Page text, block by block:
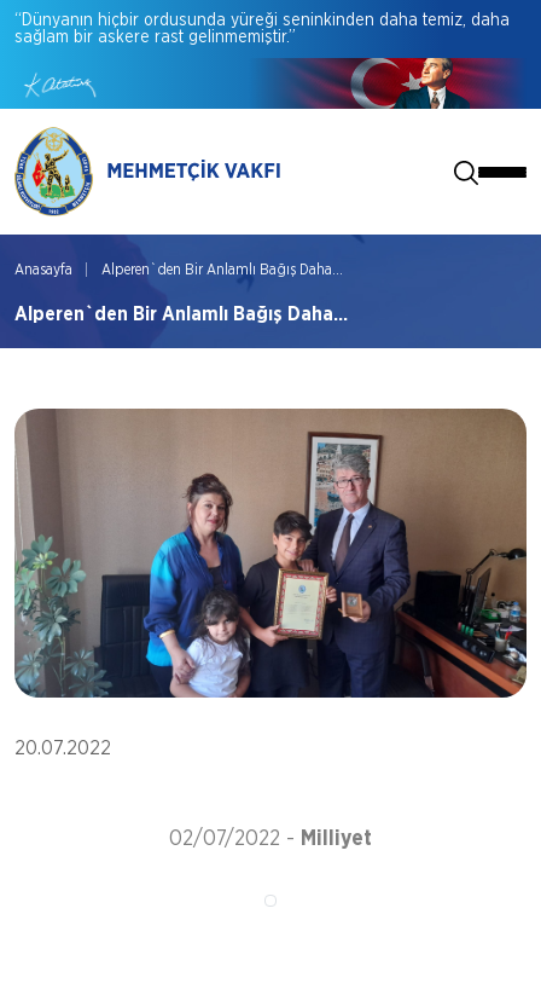
“Dünyanın hiçbir ordusunda yüreği seninkinden daha temiz, daha
sağlam bir askere rast gelinmemiştir.”
Anasayfa Alperen`den Bir Anlamlı Bağış Daha...
Alperen`den Bir Anlamlı Bağış Daha...
20.07.2022
02/07/2022 - Milliyet